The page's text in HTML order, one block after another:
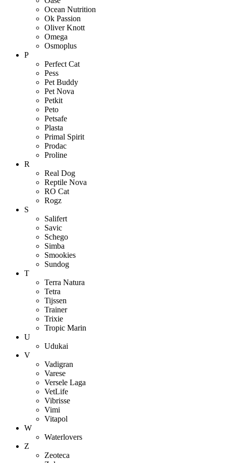
Ocean Nutrition
Ok Passion
Oliver Knott
Omega
Osmoplus
P
Perfect Cat
Pess
Pet Buddy
Pet Nova
Petkit
Peto
Petsafe
Plasta
Primal Spirit
Prodac
Proline
R
Real Dog
Reptile Nova
RO Cat
Rogz
S
Salifert
Savic
Schego
Simba
Smookies
Sundog
T
Terra Natura
Tetra
Tijssen
Trainer
Trixie
Tropic Marin
U
Udukai
V
Vadigran
Varese
Versele Laga
VetLife
Vibrisse
Vimi
Vitapol
W
Waterlovers
Z
Zeoteca